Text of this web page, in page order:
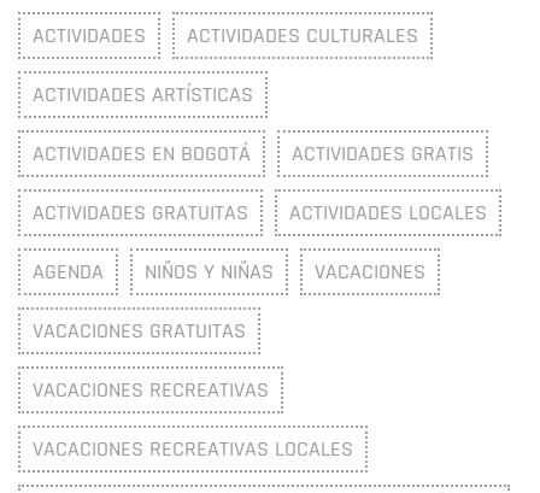
ACTIVIDADES ACTIVIDADES CULTURALES
ACTIVIDADES ARTÍSTICAS
ACTIVIDADES EN BOGOTÁ ACTIVIDADES GRATIS
ACTIVIDADES GRATUITAS ACTIVIDADES LOCALES
AGENDA NIÑOS Y NIÑAS VACACIONES
VACACIONES GRATUITAS
VACACIONES RECREATIVAS
VACACIONES RECREATIVAS LOCALES